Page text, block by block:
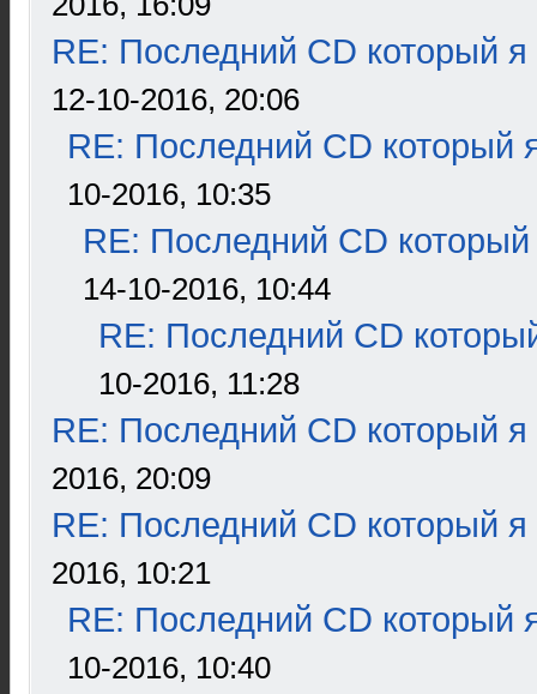
RE: Последний CD который я
12-10-2016, 20:06
RE: Последний CD который
10-2016, 10:35
RE: Последний CD который
14-10-2016, 10:44
RE: Последний CD
10-2016, 11:28
RE: Последний CD который я
2016, 20:09
RE: Последний CD который я
2016, 10:21
RE: Последний CD который
10-2016, 10:40